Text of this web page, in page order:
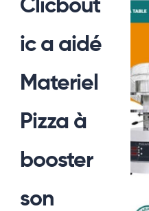
Clicbout
ic a aidé
Materiel
Pizza à
booster
son